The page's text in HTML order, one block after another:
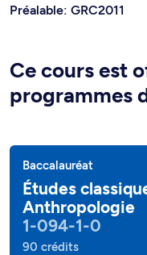
Préalable: GRC2011
Ce cours est
programmes
Baccalauréat
Études
Anthropologie
1-094-1-0
90 crédits